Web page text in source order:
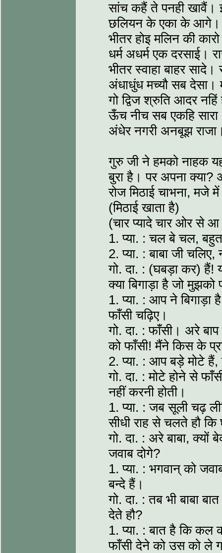
सांच कहैं ते पनही खावैं।
छलियन के एका के आगे।
भीतर होइ मलिन की
धर्म अधर्म एक दरसाई।
भीतर स्वाहा बाहर
अंधाधुंध मच्यौ सब देसा।
गो द्विज श्रुति आदर नहिं
ऊँच नीच सब एकहि सारा।
अंधेर नगरी अनबूझ
गुरु जी ने हमको नाहक
बुरा है। पर अपना
रोज मिठाई चाभना,
(मिठाई खाता है)
(चार प्यादे चार ओर से
1. प्या. : चल बे चल,
2. प्या. : बाबा जी
गो. दा. : (घबड़ा कर)
क्या बिगाड़ा है जो
1. प्या. : आप ने
फाँसी चढ़िए।
गो. दा. : फाँसी। अरे
को फाँसी! मैंने किस के
2. प्या. : आप बड़े मोटे हैं,
गो. दा. : मोटे होने से
नहीं करनी होती।
1. प्या. : जब सूली चढ़
सीधी राह से चलते हौ
गो. दा. : अरे बाबा, क्यों
जवाब दोगे?
1. प्या. : भगवान् को
बन्दे हैं।
गो. दा. : तब भी बाबा
देते हौ?
1. प्या. : बात है कि
फाँसी देने को उस को ले